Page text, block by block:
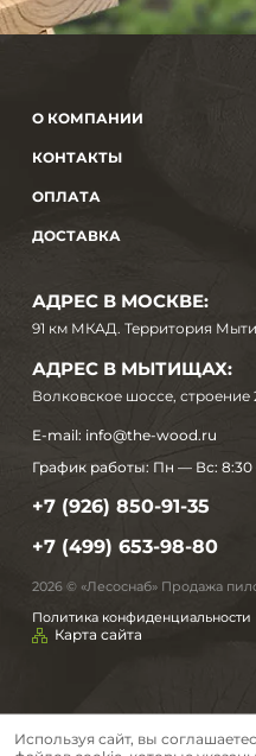
О КОМПАНИИ
КОНТАКТЫ
ОПЛАТА
ДОСТАВКА
АДРЕС В МОСКВЕ:
91 км МКАД. Территория
АДРЕС В МЫТИЩАХ:
Волковское шоссе, строение
E-mail: info@the-wood.ru
График работы: Пн — Вс: 8:30
+7 (926) 850-91-35
+7 (499) 653-98-80
2026 © «Лесоснаб» Продажа
Политика конфиденциальности
Карта сайта
Используя сайт, вы